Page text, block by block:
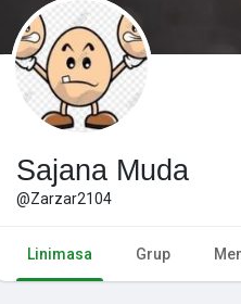
postingan populer
Sajana Muda
@Zarzar2104
Linimasa Grup